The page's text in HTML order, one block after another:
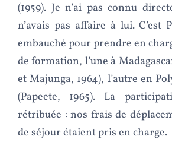
(1959). Je n’ai pas connu
n’avais pas affaire à lui. C’est
embauché pour prendre en
de formation, l’une à
et Majunga, 1964), l’autre en
(Papeete, 1965). La
rétribuée : nos frais de
de séjour étaient pris en charge.